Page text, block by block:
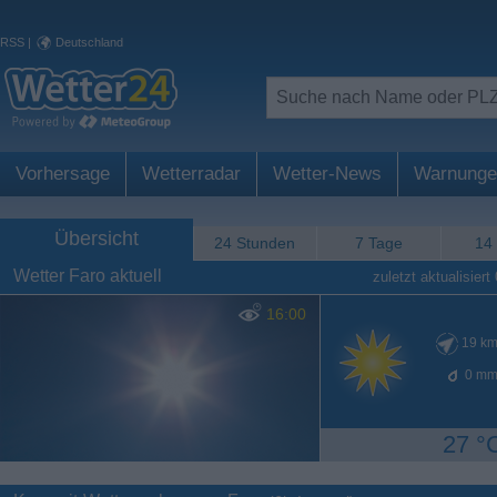
RSS | Deutschland
Vorhersage Wetterradar Wetter-News
Übersicht 24 Stunden 7 Tage 14
Wetter Faro aktuell zuletzt aktualisiert
16:00
19
0
27